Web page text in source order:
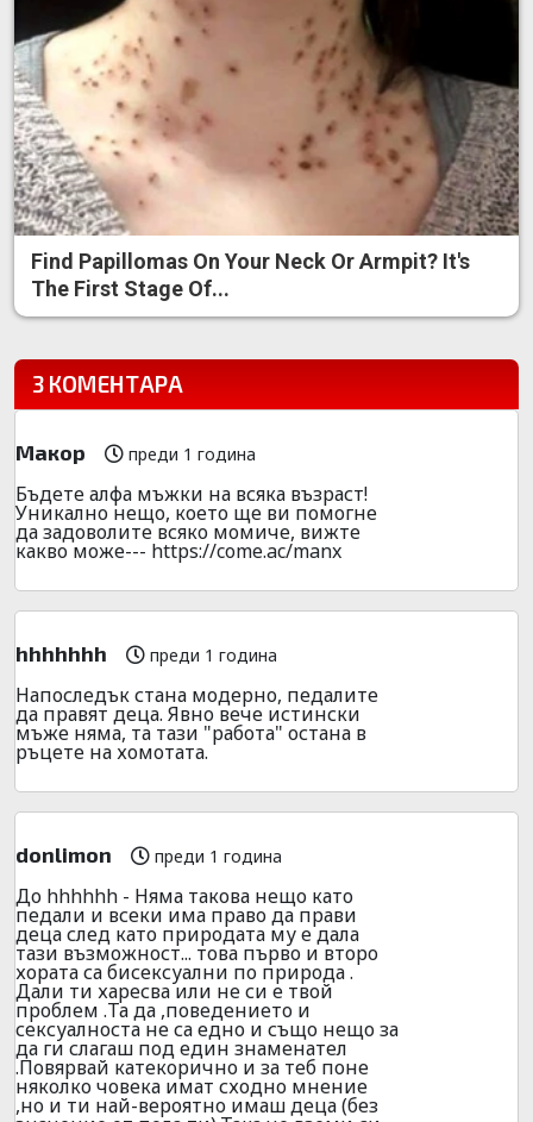
Find Papillomas On Your Neck Or Armpit? It's
The First Stage Of...
3 КОМЕНТАРА
Макор преди 1 година
Бъдете алфа мъжки на всяка възраст!
Уникално нещо, което ще ви помогне
да задоволите всяко момиче, вижте
какво може--- https://come.ac/manx
hhhhhhh преди 1 година
Напоследък стана модерно, педалите
да правят деца. Явно вече истински
мъже няма, та тази "работа" остана в
ръцете на хомотата.
donlimon преди 1 година
До hhhhhh - Няма такова нещо като
педали и всеки има право да прави
деца след като природата му е дала
тази възможност... това първо и второ
хората са бисексуални по природа .
Дали ти харесва или не си е твой
проблем .Та да ,поведението и
сексуалноста не са едно и също нещо за
да ги слагаш под един знаменател
.Повярвай катекорично и за теб поне
няколко човека имат сходно мнение
,но и ти най-вероятно имаш деца (без